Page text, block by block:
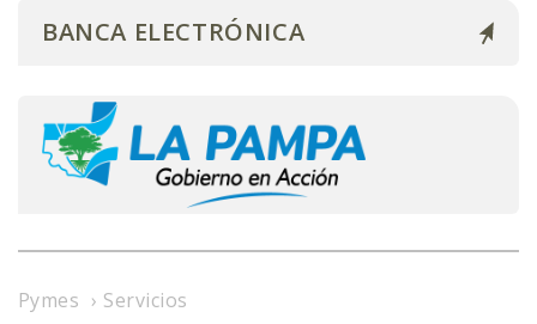
BANCA ELECTRÓNICA
Pymes › Servicios